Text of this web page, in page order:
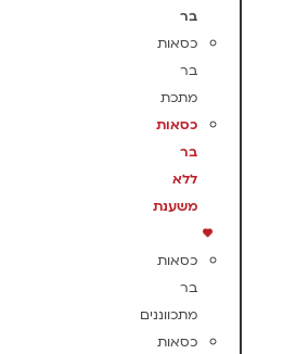
בר
כסאות
בר
מתכת
כסאות
בר
ללא
משענת
כסאות
בר
מתכווננים
כסאות